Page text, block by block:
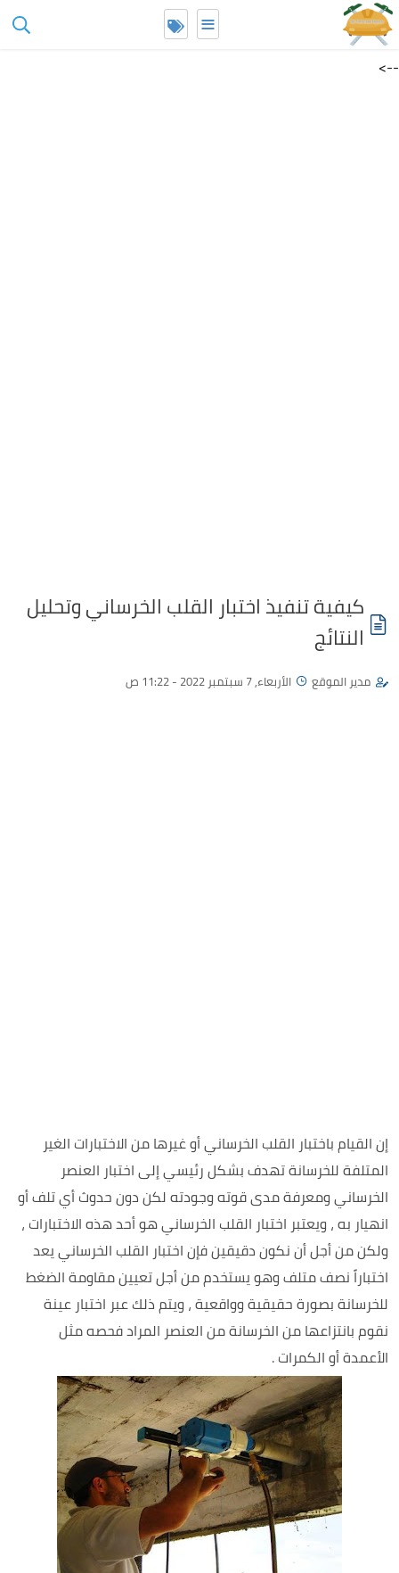
google-site-
-->
≡
كيفية تنفيذ اختبار القلب الخرساني وتحليل
النتائج
مدير الموقع الأربعاء, 7 سبتمبر 2022 - 11:22 ص
إن القيام باختبار القلب الخرساني أو غيرها من الاختبارات الغير
المتلفة للخرسانة تهدف بشكل رئيسي إلى اختبار العنصر
الخرساني ومعرفة مدى قوته وجودته لكن دون حدوث أي تلف أو
انهيار به ، ويعتبر اختبار القلب الخرساني هو أحد هذه الاختبارات ،
ولكن من أجل أن نكون دقيقين فإن اختبار القلب الخرساني يعد
اختباراً نصف متلف وهو يستخدم من أجل تعيين مقاومة الضغط
للخرسانة بصورة حقيقية وواقعية ، ويتم ذلك عبر اختبار عينة
نقوم بانتزاعها من الخرسانة من العنصر المراد فحصه مثل
الأعمدة أو الكمرات .